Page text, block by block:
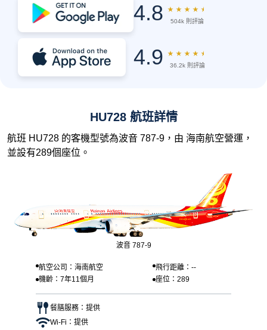
4.8 ★ ★ ★ ★ ★
504k 則評論
4.9 ★ ★ ★ ★ ★
36.2k 則評論
HU728 航班詳情
航班 HU728 的客機型號為波音 787-9，由 海南航空營運，
並設有289個座位。
波音 787-9
航空公司：海南航空
飛行距離：--
機齡：7年11個月
座位：289
餐膳服務：提供
Wi-Fi：提供